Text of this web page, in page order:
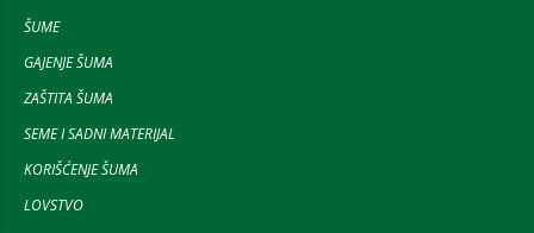
ŠUME
GAJENJE ŠUMA
ZAŠTITA ŠUMA
SEME I SADNI MATERIJAL
KORIŠĆENJE ŠUMA
LOVSTVO